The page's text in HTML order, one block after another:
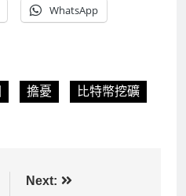
WhatsApp
擔憂 比特幣挖礦
Next: